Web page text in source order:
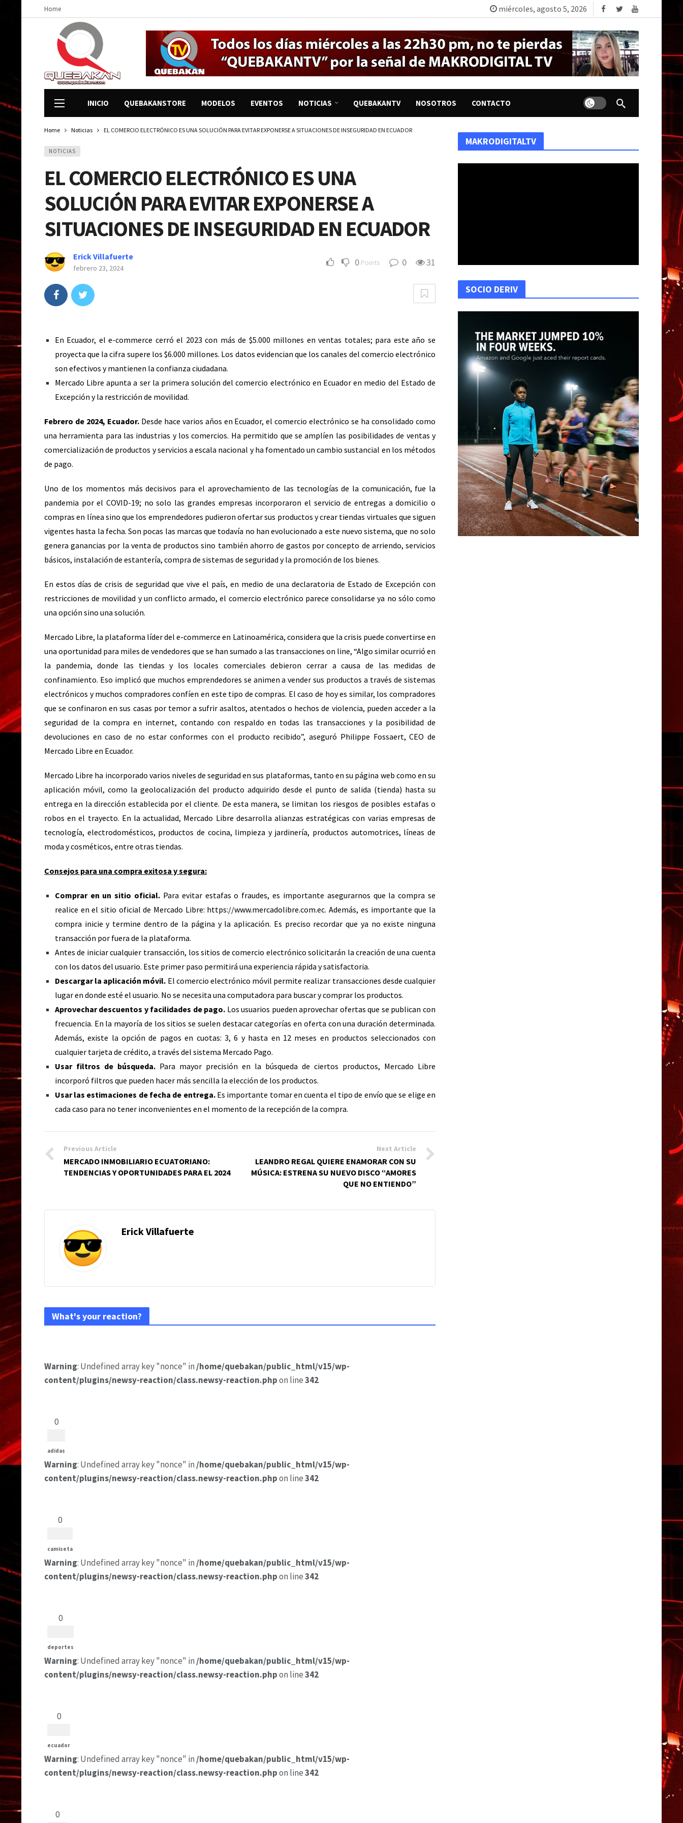
Home miércoles, agosto 5, 2026
INICIO QUEBAKANSTORE MODELOS EVENTOS NOTICIAS QUEBAKANTV NOSOTROS CONTACTO Dark mode
Home Noticias EL COMERCIO ELECTRÓNICO ES UNA SOLUCIÓN PARA EVITAR EXPONERSE A SITUACIONES DE INSEGURIDAD EN ECUADOR
NOTICIAS
EL COMERCIO ELECTRÓNICO ES UNA
SOLUCIÓN PARA EVITAR EXPONERSE A
SITUACIONES DE INSEGURIDAD EN ECUADOR
Erick Villafuerte
febrero 23, 2024 0 Points 0 31
En Ecuador, el e-commerce cerró el 2023 con más de $5.000 millones en ventas totales; para este año se
proyecta que la cifra supere los $6.000 millones. Los datos evidencian que los canales del comercio electrónico
son efectivos y mantienen la confianza ciudadana.
Mercado Libre apunta a ser la primera solución del comercio electrónico en Ecuador en medio del Estado de
Excepción y la restricción de movilidad.
Febrero de 2024, Ecuador. Desde hace varios años en Ecuador, el comercio electrónico se ha consolidado como
una herramienta para las industrias y los comercios. Ha permitido que se amplíen las posibilidades de ventas y
comercialización de productos y servicios a escala nacional y ha fomentado un cambio sustancial en los métodos
de pago.
Uno de los momentos más decisivos para el aprovechamiento de las tecnologías de la comunicación, fue la
pandemia por el COVID-19; no solo las grandes empresas incorporaron el servicio de entregas a domicilio o
compras en línea sino que los emprendedores pudieron ofertar sus productos y crear tiendas virtuales que siguen
vigentes hasta la fecha. Son pocas las marcas que todavía no han evolucionado a este nuevo sistema, que no solo
genera ganancias por la venta de productos sino también ahorro de gastos por concepto de arriendo, servicios
básicos, instalación de estantería, compra de sistemas de seguridad y la promoción de los bienes.
En estos días de crisis de seguridad que vive el país, en medio de una declaratoria de Estado de Excepción con
restricciones de movilidad y un conflicto armado, el comercio electrónico parece consolidarse ya no sólo como
una opción sino una solución.
Mercado Libre, la plataforma líder del e-commerce en Latinoamérica, considera que la crisis puede convertirse en
una oportunidad para miles de vendedores que se han sumado a las transacciones on line, “Algo similar ocurrió en
la pandemia, donde las tiendas y los locales comerciales debieron cerrar a causa de las medidas de
confinamiento. Eso implicó que muchos emprendedores se animen a vender sus productos a través de sistemas
electrónicos y muchos compradores confíen en este tipo de compras. El caso de hoy es similar, los compradores
que se confinaron en sus casas por temor a sufrir asaltos, atentados o hechos de violencia, pueden acceder a la
seguridad de la compra en internet, contando con respaldo en todas las transacciones y la posibilidad de
devoluciones en caso de no estar conformes con el producto recibido”, aseguró Philippe Fossaert, CEO de
Mercado Libre en Ecuador.
Mercado Libre ha incorporado varios niveles de seguridad en sus plataformas, tanto en su página web como en su
aplicación móvil, como la geolocalización del producto adquirido desde el punto de salida (tienda) hasta su
entrega en la dirección establecida por el cliente. De esta manera, se limitan los riesgos de posibles estafas o
robos en el trayecto. En la actualidad, Mercado Libre desarrolla alianzas estratégicas con varias empresas de
tecnología, electrodomésticos, productos de cocina, limpieza y jardinería, productos automotrices, líneas de
moda y cosméticos, entre otras tiendas.
Consejos para una compra exitosa y segura:
Comprar en un sitio oficial. Para evitar estafas o fraudes, es importante asegurarnos que la compra se
realice en el sitio oficial de Mercado Libre: https://www.mercadolibre.com.ec. Además, es importante que la
compra inicie y termine dentro de la página y la aplicación. Es preciso recordar que ya no existe ninguna
transacción por fuera de la plataforma.
Antes de iniciar cualquier transacción, los sitios de comercio electrónico solicitarán la creación de una cuenta
con los datos del usuario. Este primer paso permitirá una experiencia rápida y satisfactoria.
Descargar la aplicación móvil. El comercio electrónico móvil permite realizar transacciones desde cualquier
lugar en donde esté el usuario. No se necesita una computadora para buscar y comprar los productos.
Aprovechar descuentos y facilidades de pago. Los usuarios pueden aprovechar ofertas que se publican con
frecuencia. En la mayoría de los sitios se suelen destacar categorías en oferta con una duración determinada.
Además, existe la opción de pagos en cuotas: 3, 6 y hasta en 12 meses en productos seleccionados con
cualquier tarjeta de crédito, a través del sistema Mercado Pago.
Usar filtros de búsqueda.Para mayor precisión en la búsqueda de ciertos productos, Mercado Libre
incorporó filtros que pueden hacer más sencilla la elección de los productos.
Usar las estimaciones de fecha de entrega.Es importante tomar en cuenta el tipo de envío que se elige en
cada caso para no tener inconvenientes en el momento de la recepción de la compra.
Previous Article
MERCADO INMOBILIARIO ECUATORIANO:
TENDENCIAS Y OPORTUNIDADES PARA EL 2024
Next Article
LEANDRO REGAL QUIERE ENAMORAR CON SU
MÚSICA: ESTRENA SU NUEVO DISCO “AMORES
QUE NO ENTIENDO”
Erick Villafuerte
What's your reaction?
Warning: Undefined array key "nonce" in /home/quebakan/public_html/v15/wp-
content/plugins/newsy-reaction/class.newsy-reaction.phpon line342
0
adidas
Warning: Undefined array key "nonce" in /home/quebakan/public_html/v15/wp-
content/plugins/newsy-reaction/class.newsy-reaction.phpon line342
0
camiseta
Warning: Undefined array key "nonce" in /home/quebakan/public_html/v15/wp-
content/plugins/newsy-reaction/class.newsy-reaction.phpon line342
0
deportes
Warning: Undefined array key "nonce" in /home/quebakan/public_html/v15/wp-
content/plugins/newsy-reaction/class.newsy-reaction.phpon line342
0
ecuador
Warning: Undefined array key "nonce" in /home/quebakan/public_html/v15/wp-
content/plugins/newsy-reaction/class.newsy-reaction.phpon line342
0
MAKRODIGITALTV
SOCIO DERIV